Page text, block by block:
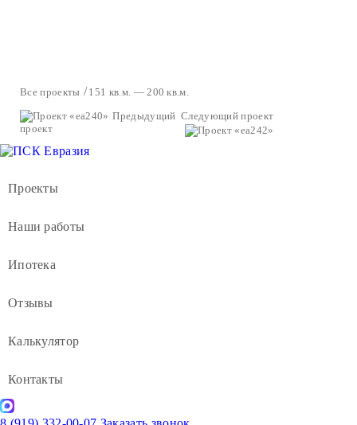
Все проекты
151 кв.м. — 200 кв.м.
Предыдущий
проект
Следующий проект
Проекты
Наши работы
Ипотека
Отзывы
Калькулятор
Контакты